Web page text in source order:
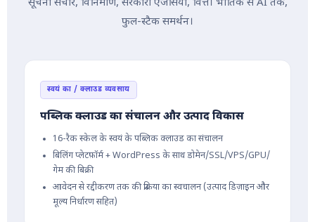
सूचना संचार, विनिर्माण, सरकारी एजेंसियाँ, वित्त। भौतिक से AI तक,
फुल-स्टैक समर्थन।
स्वयं का / क्लाउड व्यवसाय
पब्लिक क्लाउड का संचालन और उत्पाद विकास
16-रैक स्केल के स्वयं के पब्लिक क्लाउड का संचालन
बिलिंग प्लेटफ़ॉर्म + WordPress के साथ डोमेन/SSL/VPS/GPU/
गेम की बिक्री
आवेदन से रद्दीकरण तक की प्रक्रिया का स्वचालन (उत्पाद डिज़ाइन और
मूल्य निर्धारण सहित)